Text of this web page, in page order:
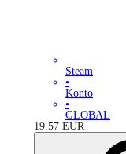
Steam
•
Konto
•
GLOBAL
19.57 EUR